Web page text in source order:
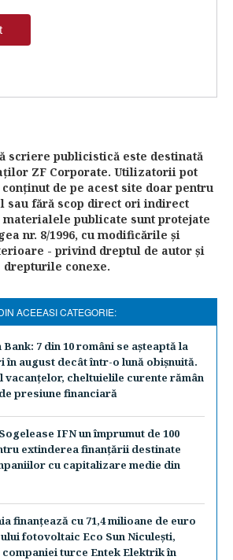
scriere publicistică este destinată
ZF Corporate. Utilizatorii pot
de pe acest site doar pentru
sau fără scop direct ori indirect
materialele publicate sunt protejate
nr. 8/1996, cu modificările şi
- privind dreptul de autor şi
drepturile conexe.
ACEEASI CATEGORIE:
7 din 10 români se aşteaptă la
în august decât într-o lună obişnuită.
vacanţelor, cheltuielile curente rămân
presiune financiară
IFN un împrumut de 100
extinderea finanţării destinate
cu capitalizare medie din
finanţează cu 71,4 milioane de euro
fotovoltaic Eco Sun Niculeşti,
turce Entek Elektrik în